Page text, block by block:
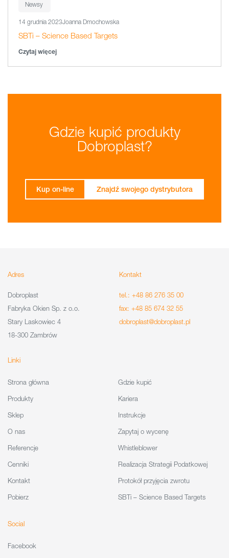
Newsy
14 grudnia 2023Joanna Dmochowska
SBTi – Science Based Targets
Czytaj więcej
Gdzie kupić produkty
Dobroplast?
Kup on-line Znajdź swojego dystrybutora
Adres
Dobroplast
Fabryka Okien Sp. z o.o.
Stary Laskowiec 4
18-300 Zambrów
Kontakt
tel.: +48 86 276 35 00
fax: +48 85 674 32 55
dobroplast@dobroplast.pl
Linki
Strona główna
Produkty
Sklep
O nas
Referencje
Cenniki
Kontakt
Pobierz
Gdzie kupić
Kariera
Instrukcje
Zapytaj o wycenę
Whistleblower
Realizacja Strategii Podatkowej
Protokół przyjęcia zwrotu
SBTi – Science Based Targets
Social
Facebook